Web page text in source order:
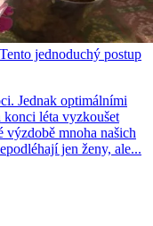
jednoduchý postup
Jednak optimálními
konci léta vyzkoušet
výzdobě mnoha našich
jen ženy, ale...